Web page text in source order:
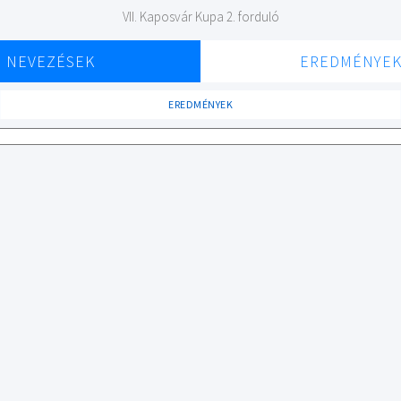
VII. Kaposvár Kupa 2. forduló
NEVEZÉSEK EREDMÉNYEK
EREDMÉNYEK